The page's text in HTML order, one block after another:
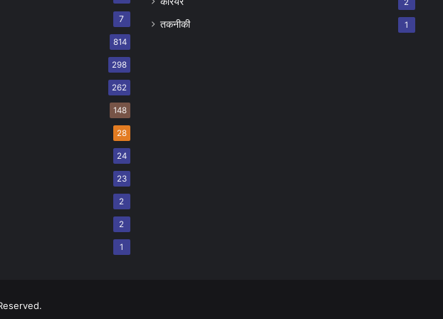
7
814
298
262
148
28
24
23
2
2
1
2
तकनीकी 1